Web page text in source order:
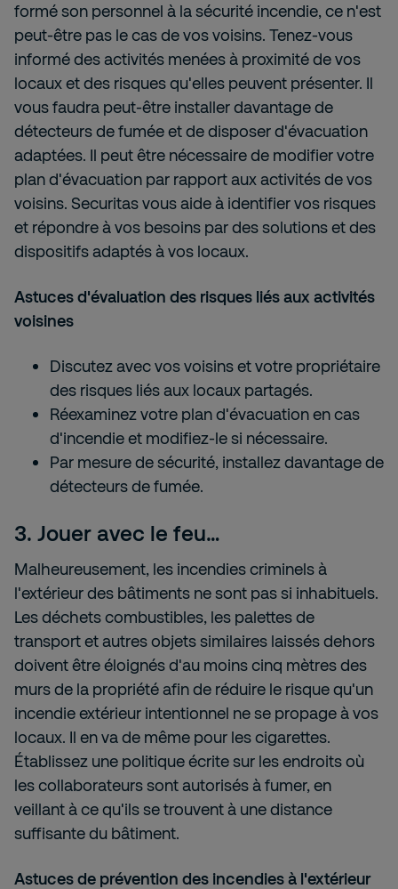
formé son personnel à la sécurité incendie, ce n'est
peut-être pas le cas de vos voisins. Tenez-vous
informé des activités menées à proximité de vos
locaux et des risques qu'elles peuvent présenter. Il
vous faudra peut-être installer davantage de
détecteurs de fumée et de disposer d'évacuation
adaptées. Il peut être nécessaire de modifier votre
plan d'évacuation par rapport aux activités de vos
voisins. Securitas vous aide à identifier vos risques
et répondre à vos besoins par des solutions et des
dispositifs adaptés à vos locaux.
Astuces d'évaluation des risques liés aux activités
voisines
Discutez avec vos voisins et votre propriétaire
des risques liés aux locaux partagés.
Réexaminez votre plan d'évacuation en cas
d'incendie et modifiez-le si nécessaire.
Par mesure de sécurité, installez davantage de
détecteurs de fumée.
3. Jouer avec le feu…
Malheureusement, les incendies criminels à
l'extérieur des bâtiments ne sont pas si inhabituels.
Les déchets combustibles, les palettes de
transport et autres objets similaires laissés dehors
doivent être éloignés d'au moins cinq mètres des
murs de la propriété afin de réduire le risque qu'un
incendie extérieur intentionnel ne se propage à vos
locaux. Il en va de même pour les cigarettes.
Établissez une politique écrite sur les endroits où
les collaborateurs sont autorisés à fumer, en
veillant à ce qu'ils se trouvent à une distance
suffisante du bâtiment.
Astuces de prévention des incendies à l'extérieur